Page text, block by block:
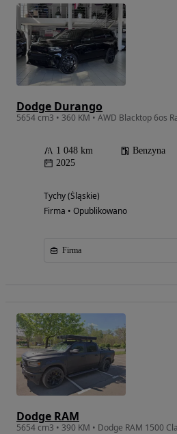
Dodge Durango
1 048 km Benzyna
2025
Tychy (Śląskie)
Firma • Opublikowano
Firma
Dodge RAM
5654 cm3 • 390 KM • Dodge RAM 1500